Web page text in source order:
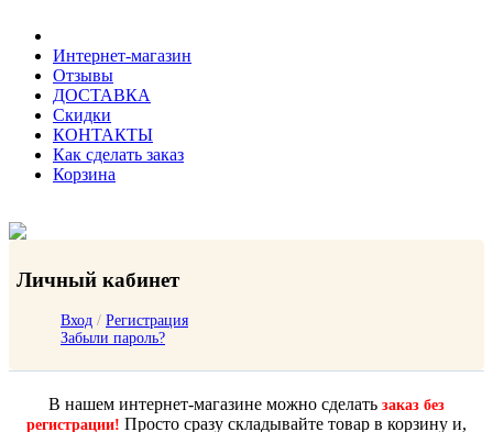
Интернет-магазин
Отзывы
ДОСТАВКА
Скидки
КОНТАКТЫ
Как сделать заказ
Корзина
Личный кабинет
Вход / Регистрация
Забыли пароль?
В нашем интернет-магазине можно сделать заказ без
регистрации! Просто сразу складывайте товар в корзину и,